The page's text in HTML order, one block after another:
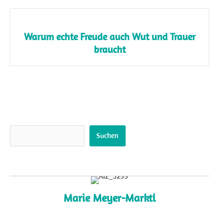
Warum echte Freude auch Wut und Trauer
braucht
Suchen
Marie Meyer-Marktl